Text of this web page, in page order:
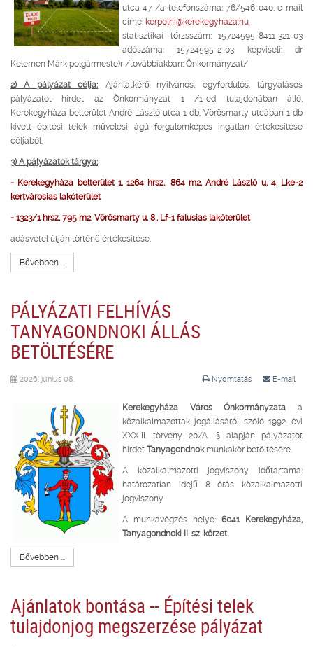
utca 47 /a, telefonszáma: 76/546-040, e-mail
címe: kerpolhi@kerekegyhaza.hu
statisztikai törzsszám: 15724595-8411-321-03
adószáma: 15724595-2-03 képviseli: dr
Kelemen Márk polgármeste)r /továbbiakban: Önkormányzat/
2) A pályázat célja: Ajánlatkérő nyilvános, egyfordulós, tárgyalásos
pályázatot hirdet az Önkormányzat 1 /1-ed tulajdonában álló,
Kerekegyháza belterület André László utca 1 db, Vörösmarty utcában 1 db
kivett építési telek művelési ágú forgalomképes ingatlan értékesítése
céljából.
3) A pályázatok tárgya:
- Kerekegyháza belterület 1. 1264 hrsz., 864 m2, André László u. 4. Lke-2
kertvárosias lakóterület
- 1323/1 hrsz, 795 m2, Vörösmarty u. 8., Lf-1 falusias lakóterület
adásvétel útján történő értékesítése.
Bővebben ...
PÁLYÁZATI FELHÍVÁS
TANYAGONDNOKI ÁLLÁS
BETÖLTÉSÉRE
Nyomtatás E-mail
2026. június 08.
Kerekegyháza Város Önkormányzata a
közalkalmazottak jogállásáról szóló 1992. évi
XXXIII. törvény 20/A. § alapján pályázatot
hirdet Tanyagondnokmunkakör betöltésére.
A közalkalmazotti jogviszony időtartama:
határozatlan idejű 8 órás közalkalmazotti
jogviszony
A munkavégzés helye: 6041 Kerekegyháza,
Tanyagondnoki II. sz. körzet
Bővebben ...
Ajánlatok bontása -- Építési telek
tulajdonjog megszerzése pályázat